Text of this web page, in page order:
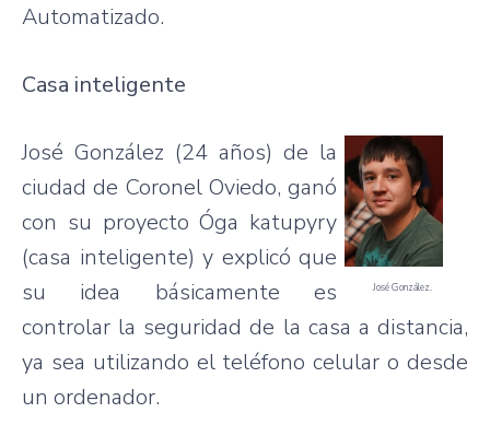
Automatizado.
Casa inteligente
José González.
José González (24 años) de la
ciudad de Coronel Oviedo, ganó
con su proyecto Óga katupyry
(casa inteligente) y explicó que
su idea básicamente es
controlar la seguridad de la casa a distancia,
ya sea utilizando el teléfono celular o desde
un ordenador.